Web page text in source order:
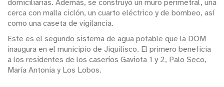
domiciliarias. Además, se construyó un muro perimetral, una
cerca con malla ciclón, un cuarto eléctrico y de bombeo, así
como una caseta de vigilancia.
Este es el segundo sistema de agua potable que la DOM
inaugura en el municipio de Jiquilisco. El primero beneficia
a los residentes de los caseríos Gaviota 1 y 2, Palo Seco,
María Antonia y Los Lobos.